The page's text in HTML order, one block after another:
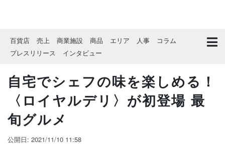
百貨店 売上 商業施設 商品 エリア 人事
コラム
プレスリリース
インタビュー
自宅でシェフの味を楽しめる！
〈ロイヤルデリ〉が初登場 最
旬グルメ
公開日: 2021/11/10 11:58